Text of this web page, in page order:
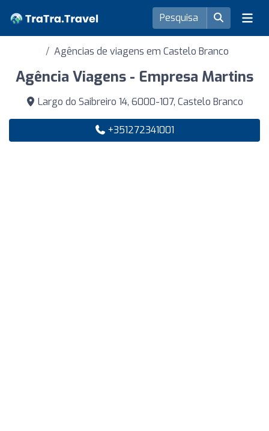
Agências de viagens em Castelo Branco
Agência Viagens - Empresa Martins
Largo do Saibreiro 14, 6000-107, Castelo Branco
+351272341001